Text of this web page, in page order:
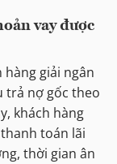
vay được
giải ngân
trả nợ gốc theo
khách hàng
toán lãi
thời gian ân